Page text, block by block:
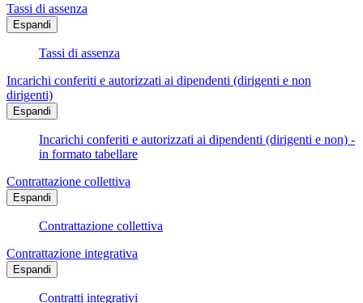
Tassi di assenza
Espandi
Tassi di assenza
Incarichi conferiti e autorizzati ai dipendenti (dirigenti e non
dirigenti)
Espandi
Incarichi conferiti e autorizzati ai dipendenti (dirigenti e non) -
in formato tabellare
Contrattazione collettiva
Espandi
Contrattazione collettiva
Contrattazione integrativa
Espandi
Contratti integrativi